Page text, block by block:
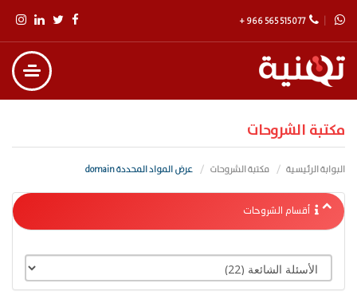
+ 966 565 515 077
مكتبة الشروحات
البوابة الرئيسية مكتبة الشروحات عرض المواد المحددة domain
أقسام الشروحات